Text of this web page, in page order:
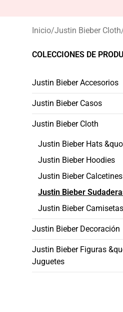
Inicio/Justin Bieber Cloth
COLECCIONES DE
Justin Bieber Accesorios
Justin Bieber Casos
Justin Bieber Cloth
Justin Bieber Hats
Justin Bieber Hoodies
Justin Bieber Calcetines
Justin Bieber
Justin Bieber Camisetas
Justin Bieber Decoración
Justin Bieber Figuras
Juguetes